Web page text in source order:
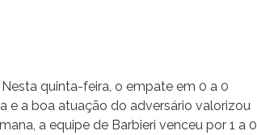
quinta-feira, o empate em 0 a 0
e a boa atuação do adversário valorizou
a equipe de Barbieri venceu por 1 a 0